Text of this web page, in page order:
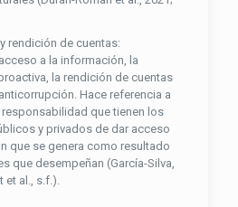
rendición de cuentas:
a la información, la
la rendición de cuentas
Hace referencia a
responsabilidad que tienen los
y privados de dar acceso
que se genera como resultado
que desempeñan (García-Silva,
et al., s.f.).